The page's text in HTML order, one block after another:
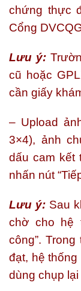
chứng thực
Cổng
Lưu ý:
cũ hoặc
cần giấy
– Upload
3×4), ảnh
dấu cam kết
nhấn nút
Lưu ý: Sau
chờ cho hệ
công”.
đạt, hệ
dùng chụp